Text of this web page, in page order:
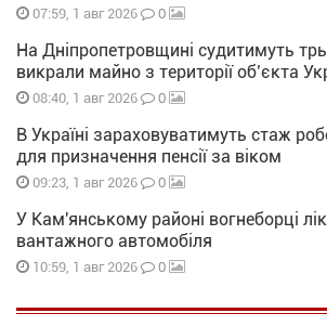
07:59, 1 авг 2026 0
На Дніпропетровщині судитимуть
викрали майно з території об’єкта
08:40, 1 авг 2026 0
В Україні зараховуватимуть стаж
для призначення пенсії за віком
09:23, 1 авг 2026 0
У Кам'янському районі вогнеборці
вантажного автомобіля
10:59, 1 авг 2026 0